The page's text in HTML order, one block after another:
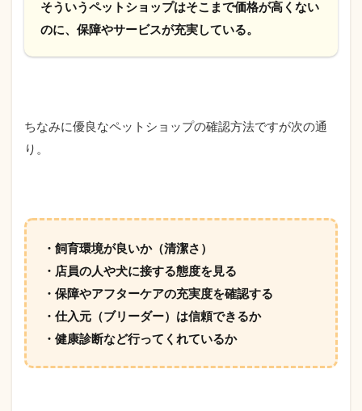
そういうペットショップはそこまで価格が高くない
のに、保障やサービスが充実している。
ちなみに優良なペットショップの確認方法ですが次の通
り。
・飼育環境が良いか（清潔さ）
・店員の人や犬に接する態度を見る
・保障やアフターケアの充実度を確認する
・仕入元（ブリーダー）は信頼できるか
・健康診断など行ってくれているか